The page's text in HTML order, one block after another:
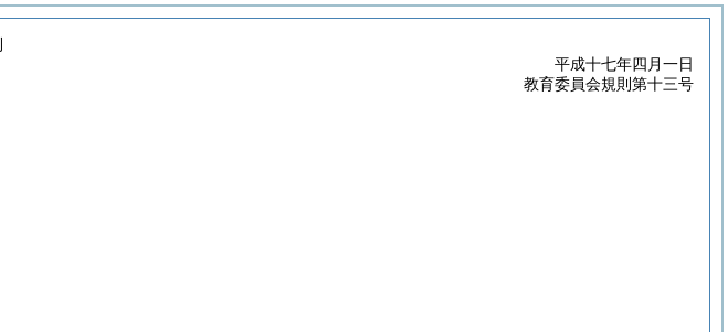
平成十七年四月一日
教育委員会規則第十三号